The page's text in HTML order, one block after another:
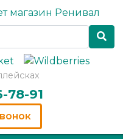
78-91